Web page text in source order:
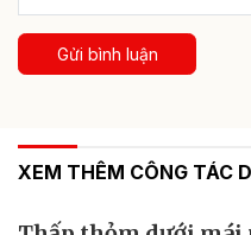
Gửi bình luận
XEM THÊM CÔNG TÁC